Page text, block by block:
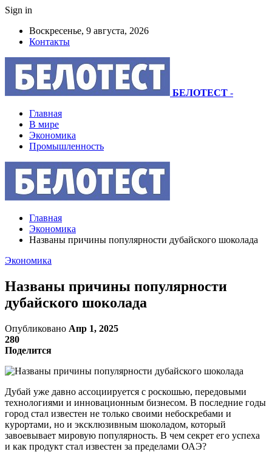
Sign in
Воскресенье, 9 августа, 2026
Контакты
БЕЛОТЕСТ -
Главная
В мире
Экономика
Промышленность
Главная
Экономика
Названы причины популярности дубайского шоколада
Экономика
Названы причины популярности
дубайского шоколада
Опубликовано Апр 1, 2025
280
Поделится
Дубай уже давно ассоциируется с роскошью, передовыми
технологиями и инновационным бизнесом. В последние годы
город стал известен не только своими небоскребами и
курортами, но и эксклюзивным шоколадом, который
завоевывает мировую популярность. В чем секрет его успеха
и как продукт стал известен за пределами ОАЭ?